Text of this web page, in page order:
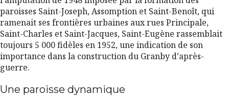
paroisses Saint-Joseph, Assomption et Saint-Benoît, qui
ramenait ses frontières urbaines aux rues Principale,
Saint-Charles et Saint-Jacques, Saint-Eugène rassemblait
toujours 5 000 fidèles en 1952, une indication de son
importance dans la construction du Granby d’après-
guerre.
Une paroisse dynamique